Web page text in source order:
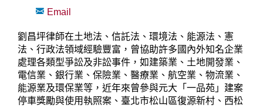
Email
劉昌坪律師在土地法、信託法、環境法、能源法、憲
法、行政法領域經驗豐富，曾協助許多國內外知名企業
處理各類型爭訟及非訟事件，如建築業、土地開發業、
電信業、銀行業、保險業、醫療業、航空業、物流業、
能源業及環保業等，近年來曾參與元大「一品苑」建案
停車獎勵與使用執照案、臺北市松山區復源新村、西松